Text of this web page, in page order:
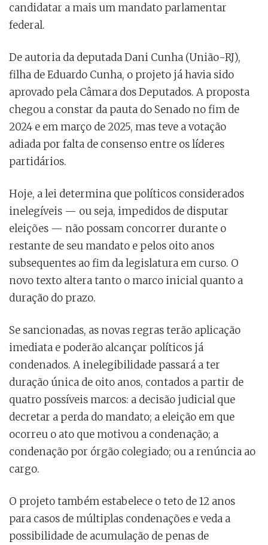
candidatar a mais um mandato parlamentar
federal.
De autoria da deputada Dani Cunha (União-RJ),
filha de Eduardo Cunha, o projeto já havia sido
aprovado pela Câmara dos Deputados. A proposta
chegou a constar da pauta do Senado no fim de
2024 e em março de 2025, mas teve a votação
adiada por falta de consenso entre os líderes
partidários.
Hoje, a lei determina que políticos considerados
inelegíveis — ou seja, impedidos de disputar
eleições — não possam concorrer durante o
restante de seu mandato e pelos oito anos
subsequentes ao fim da legislatura em curso. O
novo texto altera tanto o marco inicial quanto a
duração do prazo.
Se sancionadas, as novas regras terão aplicação
imediata e poderão alcançar políticos já
condenados. A inelegibilidade passará a ter
duração única de oito anos, contados a partir de
quatro possíveis marcos: a decisão judicial que
decretar a perda do mandato; a eleição em que
ocorreu o ato que motivou a condenação; a
condenação por órgão colegiado; ou a renúncia ao
cargo.
O projeto também estabelece o teto de 12 anos
para casos de múltiplas condenações e veda a
possibilidade de acumulação de penas de